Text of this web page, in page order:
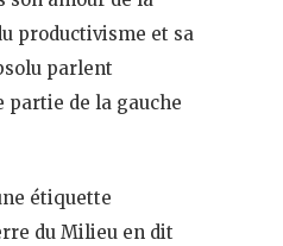
productivisme et sa
parlent
partie de la gauche
étiquette
du Milieu en dit